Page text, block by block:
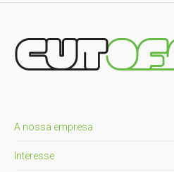
A nossa empresa
Interesse